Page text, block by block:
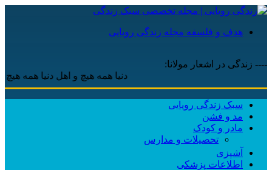
هدف و فلسفه مجله زندگی رویایی
---- زندگی در اشعار مولانا:
دنیا همه هیچ و اهل دنیا همه هیچ ، ‌ای
سبک زندگی رویایی
مد و فشن
مادر و کودک
تحصیلات و مدارس
آشپزی
اطلاعات پزشکی